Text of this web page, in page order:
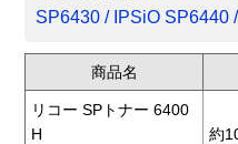
SP6430 / IPSiO SP6440
商品名
リコー SPトナー 6400
H
約